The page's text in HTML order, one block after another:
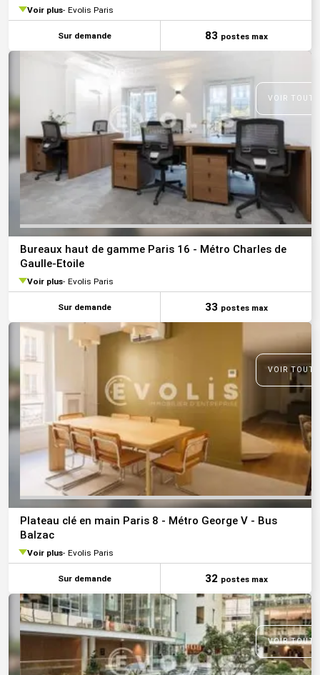
Voir plus Evolis Paris
Sur demande 83 postes max
VOIR
Bureaux haut de gamme Paris 16 - Métro Charles de
Gaulle-Etoile
Voir plus Evolis Paris
Sur demande 33 postes max
VOIR
Plateau clé en main Paris 8 - Métro George V - Bus
Balzac
Voir plus Evolis Paris
Sur demande 32 postes max
VOIR